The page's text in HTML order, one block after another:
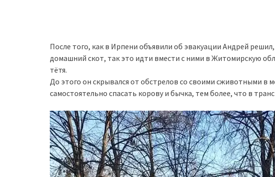
После того, как в Ирпени объявили об эвакуации Андрей
домашний скот, так это идти вмести с ними в Житомирскую
тётя.
До этого он скрывался от обстрелов со своими сживотными в
самостоятельно спасать корову и бычка, тем более, что в